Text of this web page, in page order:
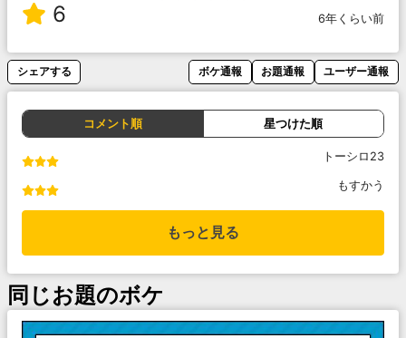
6 6年くらい前
シェアする ボケ通報 お題通報 ユーザー通報
コメント順 星つけた順
トーシロ23
もすかう
もっと見る
同じお題のボケ